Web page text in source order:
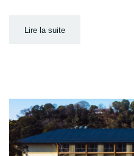
Lire la suite